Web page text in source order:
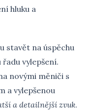
hluku a
stavět na úspěchu
vylepšení.
novými měniči s
a vylepšenou
a detailnější zvuk.